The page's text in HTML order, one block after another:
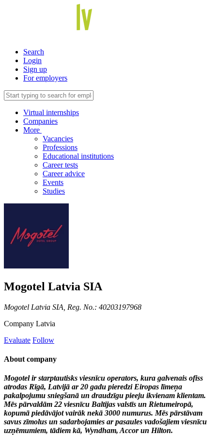
Search
Login
Sign up
For employers
Virtual internships
Companies
More
Vacancies
Professions
Educational institutions
Career tests
Career advice
Events
Studies
Mogotel Latvia SIA
Mogotel Latvia SIA, Reg. No.: 40203197968
Company Latvia
Evaluate Follow
About company
Mogotel ir starptautisks viesnīcu operators, kura galvenais ofiss
atrodas Rīgā, Latvijā ar 20 gadu pieredzi Eiropas līmeņa
pakalpojumu sniegšanā un draudzīgu pieeju ikvienam klientam.
Mēs pārvaldām 22 viesnīcu Baltijas valstīs un Rietumeiropā,
kopumā piedāvājot vairāk nekā 3000 numurus. Mēs pārstāvam
savus zīmolus un sadarbojamies ar pasaules vadošajiem viesnīcu
uzņēmumiem, tādiem kā, Wyndham, Accor un Hilton.